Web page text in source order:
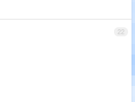
22